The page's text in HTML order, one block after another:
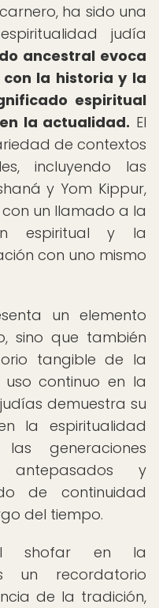
ha sido una
judía
ancestral evoca
la historia y la
espiritual
la actualidad. El
de contextos
incluyendo las
y Yom Kippur,
un llamado a la
espiritual y la
con uno mismo
un elemento
sino que también
tangible de la
continuo en la
demuestra su
la espiritualidad
generaciones
y
de continuidad
del tiempo.
shofar en la
un recordatorio
de la tradición,